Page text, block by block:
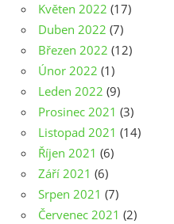
Květen 2022 (17)
Duben 2022 (7)
Březen 2022 (12)
Únor 2022 (1)
Leden 2022 (9)
Prosinec 2021 (3)
Listopad 2021 (14)
Říjen 2021 (6)
Září 2021 (6)
Srpen 2021 (7)
Červenec 2021 (2)